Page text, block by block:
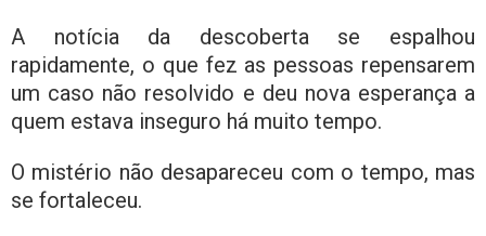
A notícia da descoberta se espalhou
rapidamente, o que fez as pessoas repensarem
um caso não resolvido e deu nova esperança a
quem estava inseguro há muito tempo.
O mistério não desapareceu com o tempo, mas
se fortaleceu.